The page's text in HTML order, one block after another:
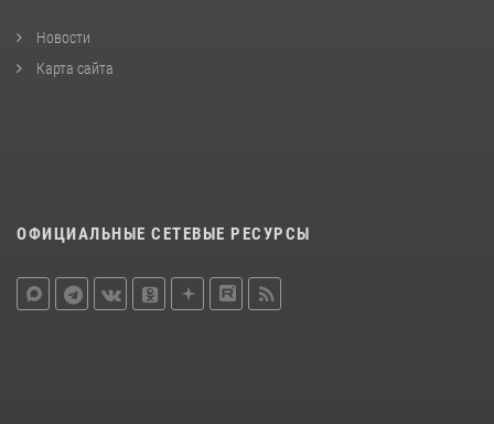
Новости
Карта сайта
ОФИЦИАЛЬНЫЕ СЕТЕВЫЕ РЕСУРСЫ